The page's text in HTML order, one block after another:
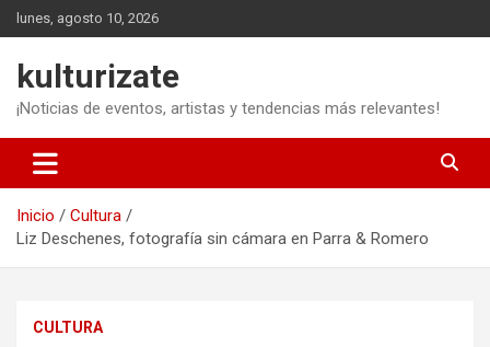
Saltar
al
lunes, agosto 10, 2026
kulturizate
¡Noticias de eventos, artistas y tendencias más relevantes!
Inicio
Cultura
Liz Deschenes, fotografía sin cámara en Parra & Romero
CULTURA